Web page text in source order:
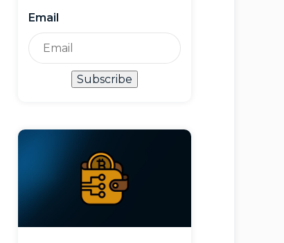
Email
Subscribe